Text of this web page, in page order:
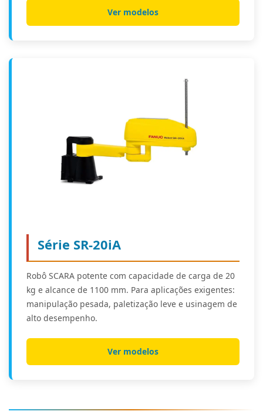
Ver modelos
Série SR-20iA
Robô SCARA potente com capacidade de carga de 20
kg e alcance de 1100 mm. Para aplicações exigentes:
manipulação pesada, paletização leve e usinagem de
alto desempenho.
Ver modelos